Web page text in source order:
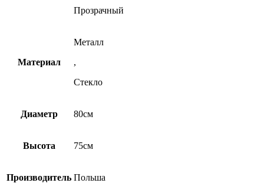
Прозрачный
Материал
Металл
,
Стекло
Диаметр 80см
Высота 75см
Производитель Польша